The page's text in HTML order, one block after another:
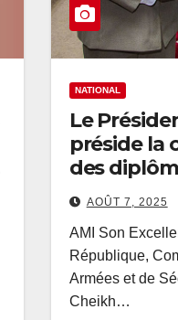
NATIONAL
Le
préside la
des
6ème
d’État-
d’État-
AOÛT 7, 2025
AMI Son
République,
Armées et de
Cheikh…